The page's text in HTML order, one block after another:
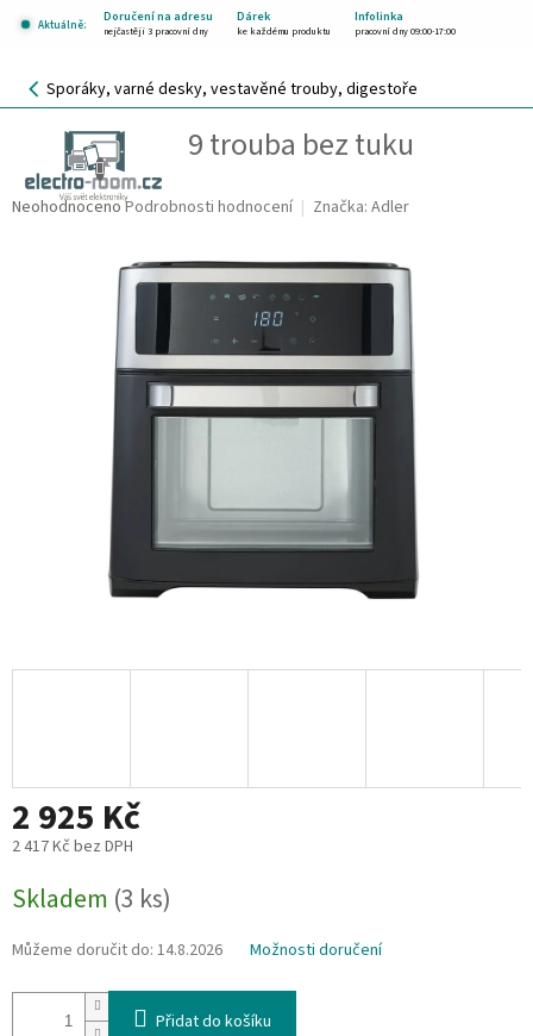
Aktuálně:
Doručení na adresu Dárek Infolinka
nejčastěji 3 pracovní dny ke každému produktu pracovní dny 09:00-17:00
NÁKUPNÍ
KOŠÍK
Sporáky, varné desky, vestavěné trouby, digestoře
ADLER AD 6309 trouba bez tuku
AGDADLMPI0019
Průměrné
NeohodnocenoPodrobnosti hodnocení Značka: Adler
2 925 Kč
2 417 Kč bez DPH
cena:
Skladem (3 ks)
Můžeme doručit do: 14.8.2026 Možnosti doručení
Přidat do košíku